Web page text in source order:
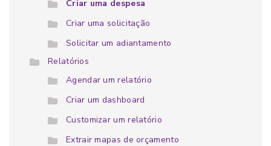
Criar uma despesa
Criar uma solicitação
Solicitar um adiantamento
Relatórios
Agendar um relatório
Criar um dashboard
Customizar um relatório
Extrair mapas de orçamento